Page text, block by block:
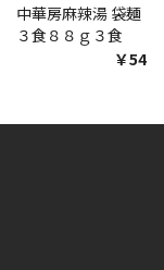
中華房麻辣湯 袋麺
３食８８ｇ３食
￥548